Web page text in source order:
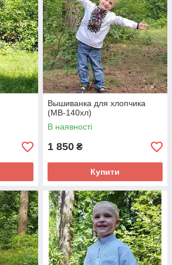
Вышиванка для хлопчика
(МВ-140хл)
В наявності
1 850 ₴
Купити